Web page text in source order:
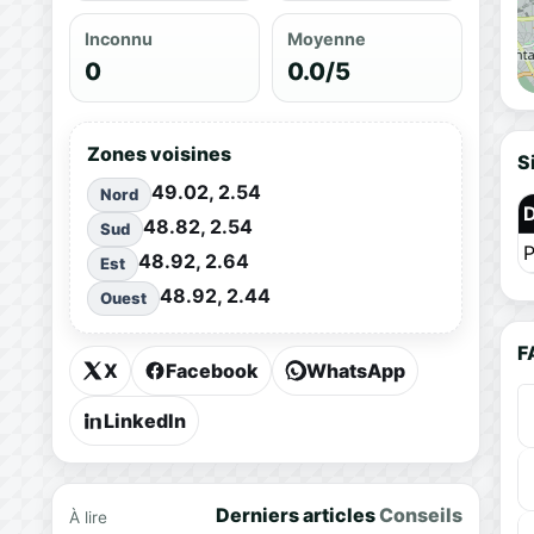
Inconnu
0
Moyenne
0.0/5
Zones voisines
Nord 49.02, 2.54
Sud 48.82, 2.54
Est 48.92, 2.64
Ouest 48.92, 2.44
X Facebook WhatsApp
LinkedIn
À lire Derniers articlesConseils